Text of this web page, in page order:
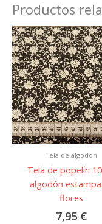
Productos
Tela de algodón
Tela de popelín
algodón
flores
7,95 €